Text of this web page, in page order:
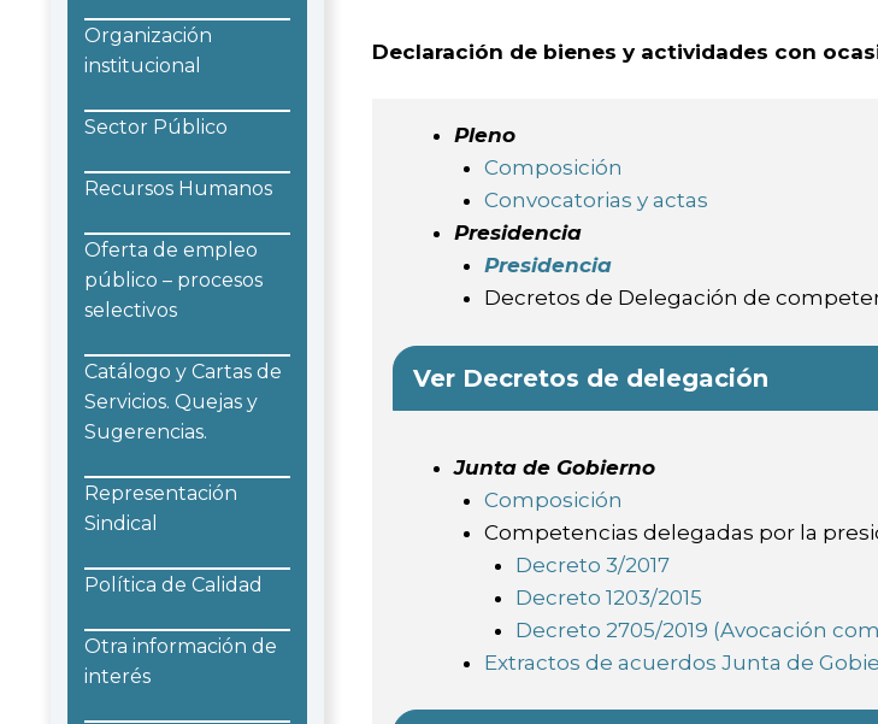
Declaración de bienes y actividades con
Pleno
Composición
Convocatorias y actas
Presidencia
Presidencia
Decretos de Delegación de
Ver Decretos de delegación
Junta de Gobierno
Composición
Competencias delegadas por la
Decreto 3/2017
Decreto 1203/2015
Decreto 2705/2019 (Avocación
Extractos de acuerdos Junta de
Organización
institucional
Sector Público
Recursos Humanos
Oferta de empleo
público – procesos
selectivos
Catálogo y Cartas de
Servicios. Quejas y
Sugerencias.
Representación
Sindical
Política de Calidad
Otra información de
interés